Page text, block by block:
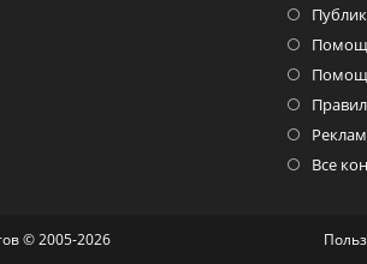
Все
© 2005-2026